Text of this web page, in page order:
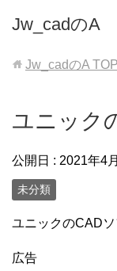
Jw_cadのA
Jw_cadのA TOP
ユニック
公開日 : 2021年4
未分類
ユニックのCADソ
広告